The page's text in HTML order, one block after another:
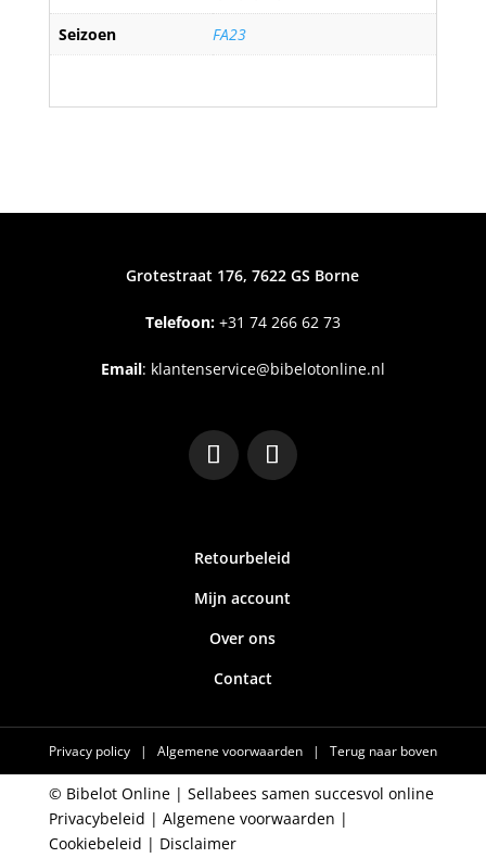
Seizoen
FA23
Grotestraat 176, 7622 GS Borne
Telefoon:+31 74 266 62 73
Email: klantenservice@bibelotonline.nl
Retourbeleid
Mijn account
Over ons
Contact
Privacy policy | Algemene voorwaarden | Terug naar boven
© Bibelot Online | Sellabees samen succesvol online
Privacybeleid | Algemene voorwaarden |
Cookiebeleid | Disclaimer